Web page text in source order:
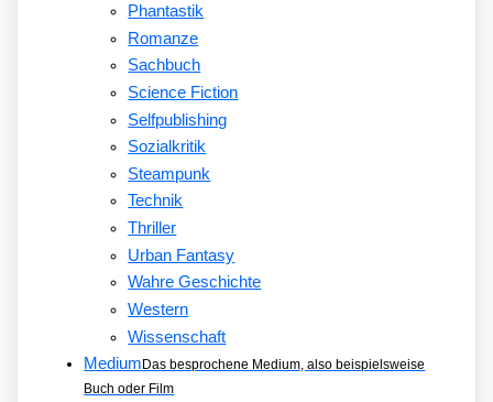
Phantastik
Romanze
Sachbuch
Science Fiction
Selfpublishing
Sozialkritik
Steampunk
Technik
Thriller
Urban Fantasy
Wahre Geschichte
Western
Wissenschaft
Medium Das besprochene Medium, also beispielsweise
Buch oder Film